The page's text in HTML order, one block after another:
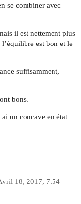
se combiner avec
il est nettement plus
est bon et le
suffisamment,
bons.
ai un concave en état
18, 2017, 7:54